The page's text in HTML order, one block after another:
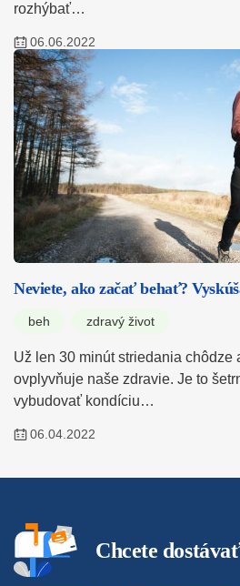
rozhýbať…
06.06.2022
Neviete, ako začať behať?
beh zdravý život
Už len 30 minút striedania chôdze
ovplyvňuje naše zdravie. Je to
vybudovať kondíciu…
06.04.2022
Chcete